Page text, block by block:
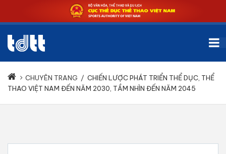
CHUYÊN TRANG / CHIẾN LƯỢC PHÁT TRIỂN THỂ DỤC, THỂ
THAO VIỆT NAM ĐẾN NĂM 2030, TẦM NHÌN ĐẾN NĂM 2045